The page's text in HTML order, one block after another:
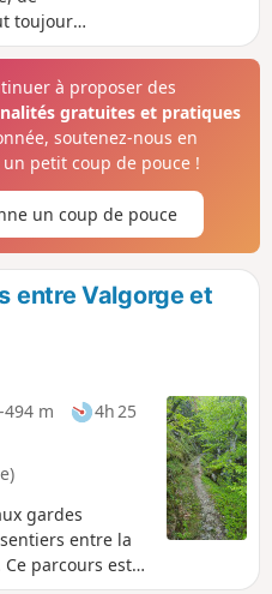
toujours
Pour lui,
Ce
du col
rando !
Tanargue
à proposer des
gratuites et pratiques
soutenez-nous en
petit coup de pouce !
un coup de pouce
entre Valgorge et
-494 m
4h 25
gardes
entre la
parcours est
dans le